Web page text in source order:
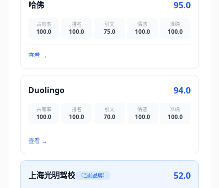
哈佛 95.0
占有率
100.0
排名
100.0
引文
75.0
情感
100.0
准确
100.0
查看 →
Duolingo 94.0
占有率
100.0
排名
100.0
引文
70.0
情感
100.0
准确
100.0
查看 →
上海光明驾校 （当前品牌） 52.0